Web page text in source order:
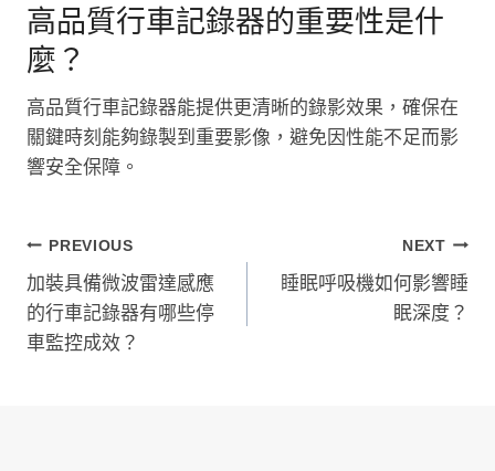
高品質行車記錄器的重要性是什
麼？
高品質行車記錄器能提供更清晰的錄影效果，確保在
關鍵時刻能夠錄製到重要影像，避免因性能不足而影
響安全保障。
文
章
導
PREVIOUS
加裝具備微波雷達感應
的行車記錄器有哪些停
車監控成效？
NEXT
睡眠呼吸機如何影響睡
眠深度？